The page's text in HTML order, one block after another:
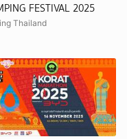
FESTIVAL 2025
Thailand